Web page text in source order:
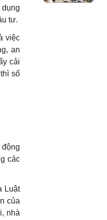
tư.
việc
an
cải
số
các
Luật
của
nhà